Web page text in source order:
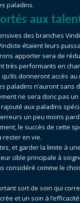
paladins.
aux
des branches
étaient leurs
apporter sera de
très performants en
donneront accès au
paladins n’auront sans
ne sera donc pas
aux paladins
un peu moins
le succès de cette
rester en vie.
et garder la limite à
cible principale à
considéré comme le
sort de soin qui
et un soin à